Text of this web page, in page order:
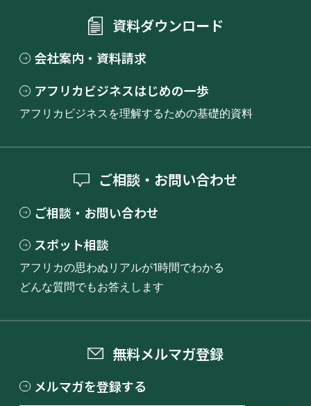
資料ダウンロード
会社案内・資料請求
アフリカビジネスはじめの一歩
アフリカビジネスを理解するための基礎的資料
ご相談・お問い合わせ
ご相談・お問い合わせ
スポット相談
アフリカの思わぬリアルが1時間でわかる
どんな質問でもお答えします
無料メルマガ登録
メルマガを登録する